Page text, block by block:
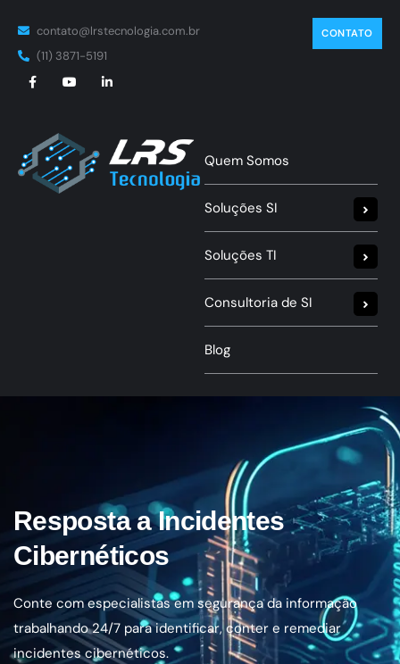
contato@lrstecnologia.com.br
(11) 3871-5191
CONTATO
Quem Somos
Soluções SI
Soluções TI
Consultoria de SI
Blog
Resposta a Incidentes
Cibernéticos
Conte com especialistas em segurança da informação
trabalhando 24/7 para identificar, conter e remediar
incidentes cibernéticos.